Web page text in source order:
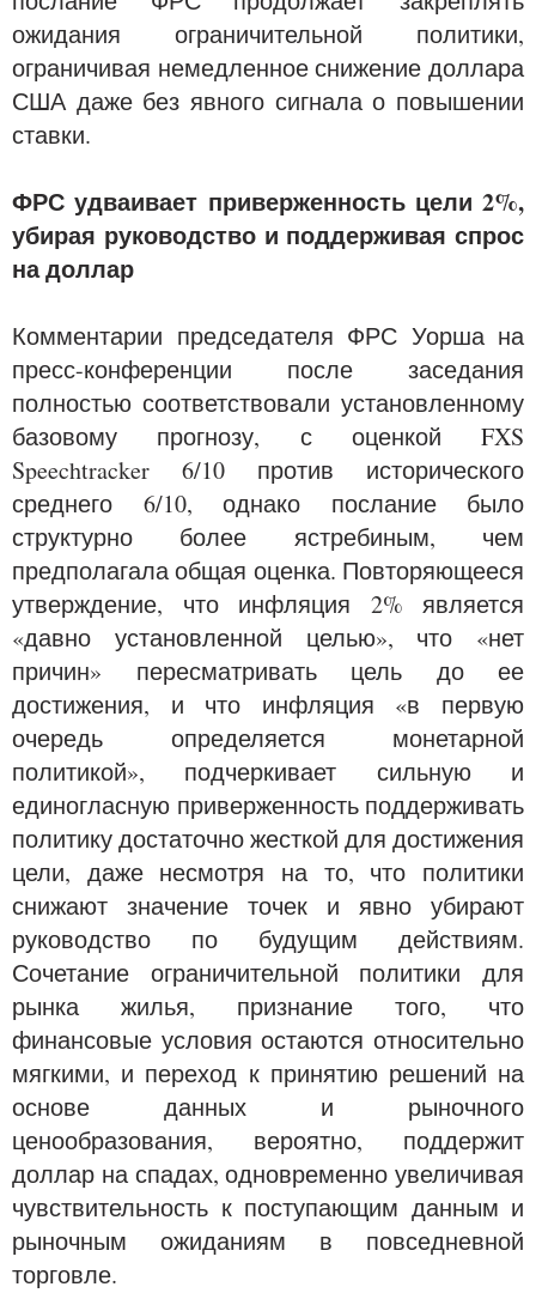
ожидания ограничительной политики,
ограничивая немедленное снижение доллара
США даже без явного сигнала о повышении
ставки.
ФРС удваивает приверженность цели 2%,
убирая руководство и поддерживая спрос
на доллар
Комментарии председателя ФРС Уорша на
пресс-конференции после заседания
полностью соответствовали установленному
базовому прогнозу, с оценкой FXS
Speechtracker 6/10 против исторического
среднего 6/10, однако послание было
структурно более ястребиным, чем
предполагала общая оценка. Повторяющееся
утверждение, что инфляция 2% является
«давно установленной целью», что «нет
причин» пересматривать цель до ее
достижения, и что инфляция «в первую
очередь определяется монетарной
политикой», подчеркивает сильную и
единогласную приверженность поддерживать
политику достаточно жесткой для достижения
цели, даже несмотря на то, что политики
снижают значение точек и явно убирают
руководство по будущим действиям.
Сочетание ограничительной политики для
рынка жилья, признание того, что
финансовые условия остаются относительно
мягкими, и переход к принятию решений на
основе данных и рыночного
ценообразования, вероятно, поддержит
доллар на спадах, одновременно увеличивая
чувствительность к поступающим данным и
рыночным ожиданиям в повседневной
торговле.